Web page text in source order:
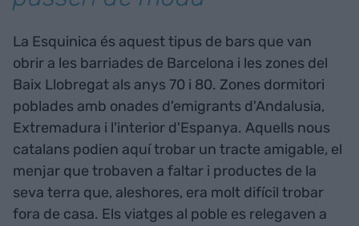
La Esquinica és aquest tipus de bars que van
obrir a les barriades de Barcelona i les zones del
Baix Llobregat als anys 70 i 80. Zones dormitori
poblades amb onades d'emigrants d'Andalusia,
Extremadura i l'interior d'Espanya. Aquells nous
catalans podien aquí trobar un tracte amigable, el
menjar que trobaven a faltar i productes de la
seva terra que, aleshores, era molt difícil trobar
fora de casa. Els viatges al poble es relegaven a